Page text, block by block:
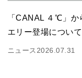
「CANAL ４℃」
エリー登場について
ニュース 2026.07.31